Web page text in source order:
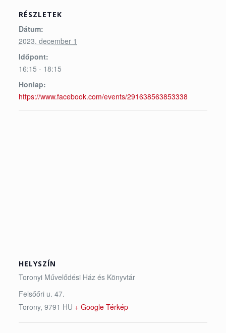
RÉSZLETEK
Dátum:
2023. december 1
Időpont:
16:15 - 18:15
Honlap:
https://www.facebook.com/events/291638563853338
HELYSZÍN
Toronyi Művelődési Ház és Könyvtár
Felsőőri u. 47.
Torony, 9791 HU + Google Térkép